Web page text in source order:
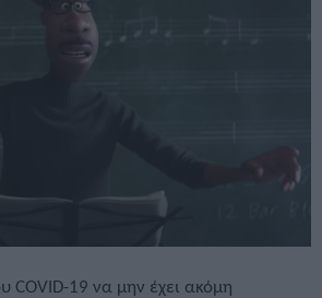
COVID-19 να μην έχει ακόμη